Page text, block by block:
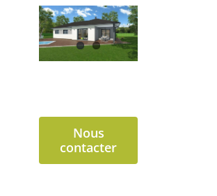
Nous
contacter